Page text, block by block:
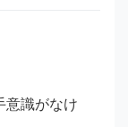
意識がなけ